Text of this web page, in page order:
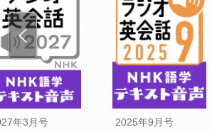
年3月号
2025年9月号